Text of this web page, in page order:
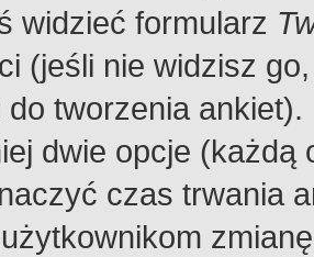
widzieć formularz
(jeśli nie widzisz
do tworzenia
dwie opcje
czas trwania